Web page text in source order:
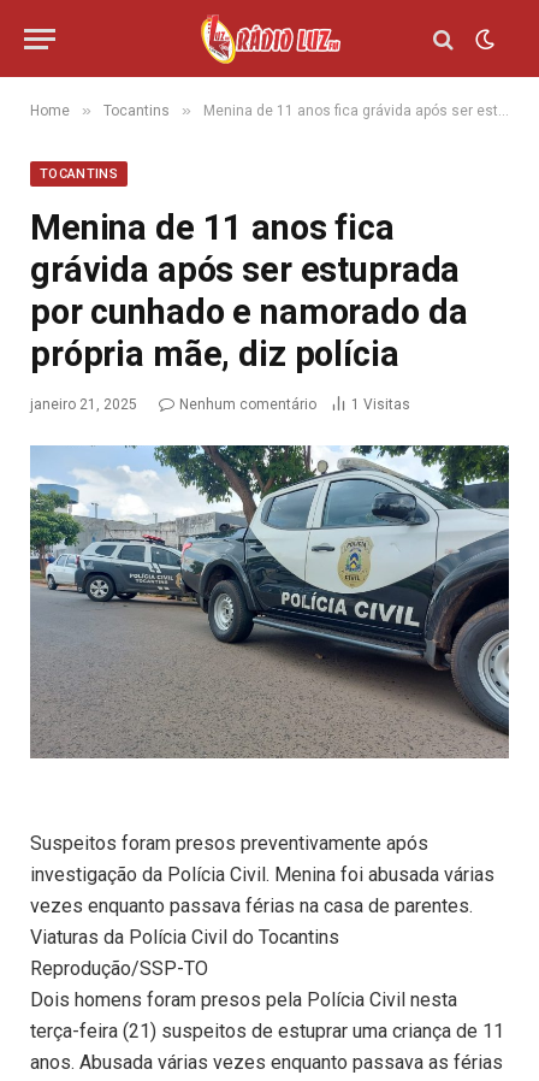
Home » Tocantins » Menina de 11 anos fica grávida após ser estuprada por cunhado e namorado da própria mãe, diz polícia
TOCANTINS
Menina de 11 anos fica
grávida após ser estuprada
por cunhado e namorado da
própria mãe, diz polícia
janeiro 21, 2025 Nenhum comentário 1 Visitas
Suspeitos foram presos preventivamente após
investigação da Polícia Civil. Menina foi abusada várias
vezes enquanto passava férias na casa de parentes.
Viaturas da Polícia Civil do Tocantins
Reprodução/SSP-TO
Dois homens foram presos pela Polícia Civil nesta
terça-feira (21) suspeitos de estuprar uma criança de 11
anos. Abusada várias vezes enquanto passava as férias